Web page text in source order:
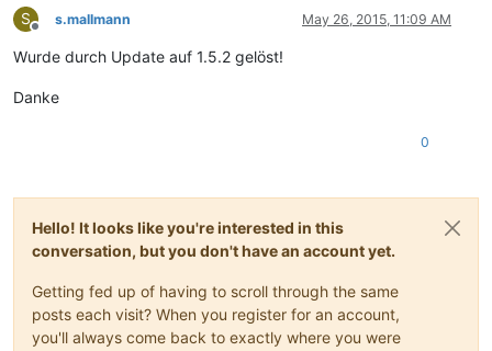
S
Offline
s.mallmann May 26, 2015, 11:09 AM
Wurde durch Update auf 1.5.2 gelöst!
Danke
0
Hello! It looks like you're interested in this
conversation, but you don't have an account yet.
Getting fed up of having to scroll through the same
posts each visit? When you register for an account,
you'll always come back to exactly where you were